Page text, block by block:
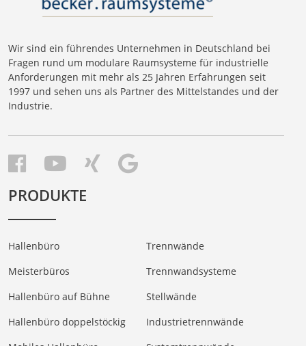
Wir sind ein führendes Unternehmen in Deutschland bei
Fragen rund um modulare Raumsysteme für industrielle
Anforderungen mit mehr als 25 Jahren Erfahrungen seit
1997 und sehen uns als Partner des Mittelstandes und der
Industrie.
PRODUKTE
Hallenbüro
Meisterbüros
Hallenbüro auf Bühne
Hallenbüro doppelstöckig
Trennwände
Trennwandsysteme
Stellwände
Industrietrennwände